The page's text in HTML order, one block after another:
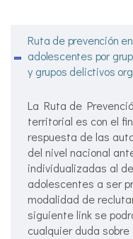
Ruta de prevención
adolescentes por
y grupos delictivos
La Ruta de
territorial es con el
respuesta de las
del nivel nacional
individualizadas al
adolescentes a ser
modalidad de
siguiente link se
cualquier duda